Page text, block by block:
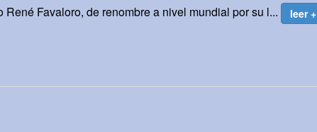
Favaloro, de renombre a nivel mundial por su l... leer +